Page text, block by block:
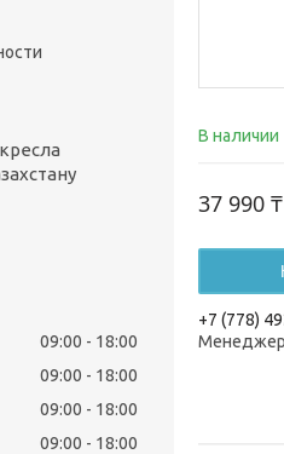
В наличии
37 990 ₸
+7 (778)
09:00
18:00
09:00
18:00
09:00
18:00
09:00
18:00